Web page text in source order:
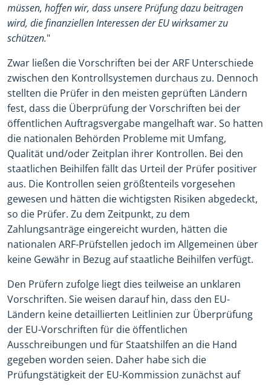
müssen, hoffen wir, dass unsere Prüfung dazu beitragen
wird, die finanziellen Interessen der EU wirksamer zu
schützen."
Zwar ließen die Vorschriften bei der ARF Unterschiede
zwischen den Kontrollsystemen durchaus zu. Dennoch
stellten die Prüfer in den meisten geprüften Ländern
fest, dass die Überprüfung der Vorschriften bei der
öffentlichen Auftragsvergabe mangelhaft war. So hatten
die nationalen Behörden Probleme mit Umfang,
Qualität und/oder Zeitplan ihrer Kontrollen. Bei den
staatlichen Beihilfen fällt das Urteil der Prüfer positiver
aus. Die Kontrollen seien größtenteils vorgesehen
gewesen und hätten die wichtigsten Risiken abgedeckt,
so die Prüfer. Zu dem Zeitpunkt, zu dem
Zahlungsanträge eingereicht wurden, hätten die
nationalen ARF-Prüfstellen jedoch im Allgemeinen über
keine Gewähr in Bezug auf staatliche Beihilfen verfügt.
Den Prüfern zufolge liegt dies teilweise an unklaren
Vorschriften. Sie weisen darauf hin, dass den EU-
Ländern keine detaillierten Leitlinien zur Überprüfung
der EU-Vorschriften für die öffentlichen
Ausschreibungen und für Staatshilfen an die Hand
gegeben worden seien. Daher habe sich die
Prüfungstätigkeit der EU-Kommission zunächst auf